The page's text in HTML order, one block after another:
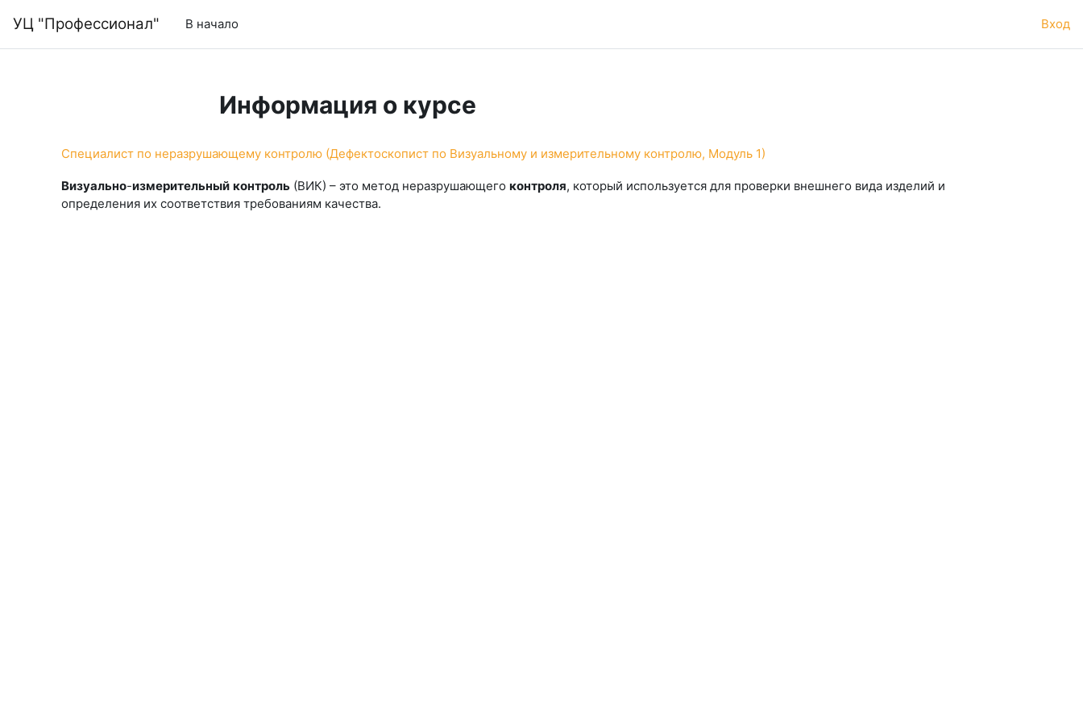
УЦ "Профессионал" В начало Вход
Информация о курсе
Специалист по неразрушающему контролю (Дефектоскопист по Визуальному и измерительному контролю, Модуль 1)
Визуально-измерительный контроль (ВИК) – это метод неразрушающего контроля, который используется для проверки внешнего вида изделий и
определения их соответствия требованиям качества.